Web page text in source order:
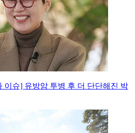
이슈] 유방암 투병 후 더 단단해진 박